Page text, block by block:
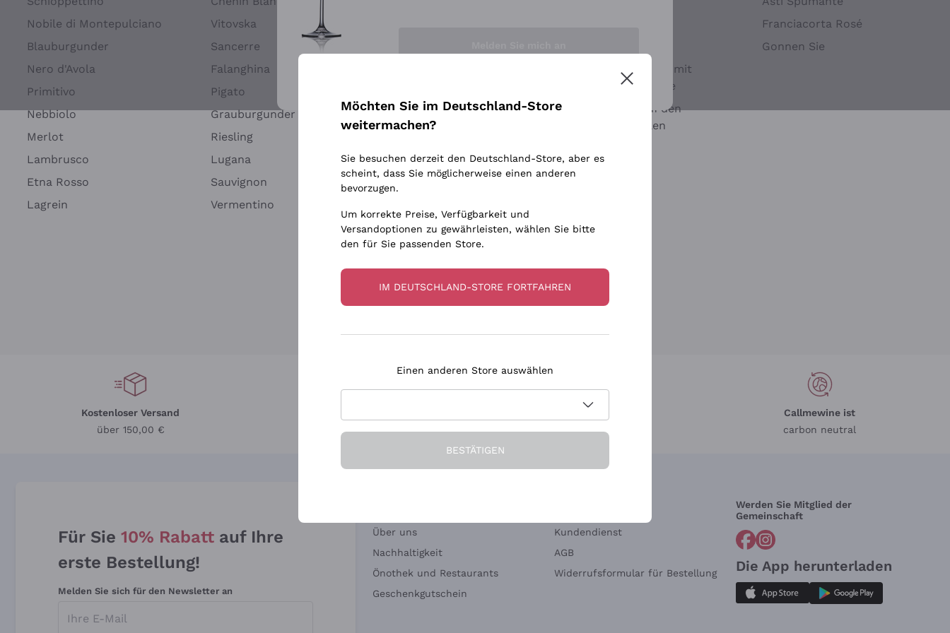
Nobile di Montepulciano
Blauburgunder
Nero d'Avola
Primitivo
Nebbiolo
Merlot
Lambrusco
Etna Rosso
Lagrein
Vitovska
Sancerre
Falanghina
Pigato
Grauburgunder
Riesling
Lugana
Sauvignon
Vermentino
Ca' dei Frati
Biondi Santi
Quintarelli Giuseppe
Rinaldi Giuseppe
Egly Ouriet
Jacquesson
Agrapart
Ohne Sulfit oder mit
minimalen Sulfite
Maischung auf den
Traubenschalen
Franciacorta Rosé
Gonnen Sie
Kostenloser Versand
über 150,00 €
in Deutschland
in 3 Raten
Callmewine ist
carbon neutral
Für Sie 10% Rabatt auf Ihre
erste Bestellung!
Melden Sie sich für den Newsletter an
Über uns
Nachhaltigkeit
Önothek und Restaurants
Geschenkgutschein
Kundendienst
AGB
Widerrufsformular für Bestellung
Werden Sie Mitglied der
Gemeinschaft
Die App herunterladen
Möchten Sie im Deutschland-Store
weitermachen?
Sie besuchen derzeit den Deutschland-Store, aber es
scheint, dass Sie möglicherweise einen anderen
bevorzugen.
Um korrekte Preise, Verfügbarkeit und
Versandoptionen zu gewährleisten, wählen Sie bitte
den für Sie passenden Store.
IM DEUTSCHLAND-STORE FORTFAHREN
Einen anderen Store auswählen
BESTÄTIGEN